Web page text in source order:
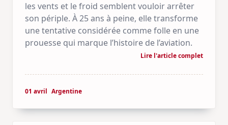
les vents et le froid semblent vouloir arrêter
son périple. À 25 ans à peine, elle transforme
une tentative considérée comme folle en une
prouesse qui marque l’histoire de l’aviation.
Lire l'article complet
01 avril Argentine